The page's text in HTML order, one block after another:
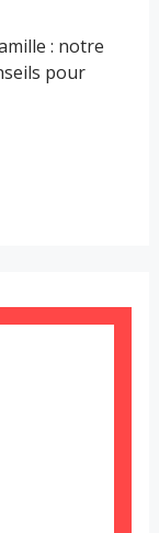
: notre
pour